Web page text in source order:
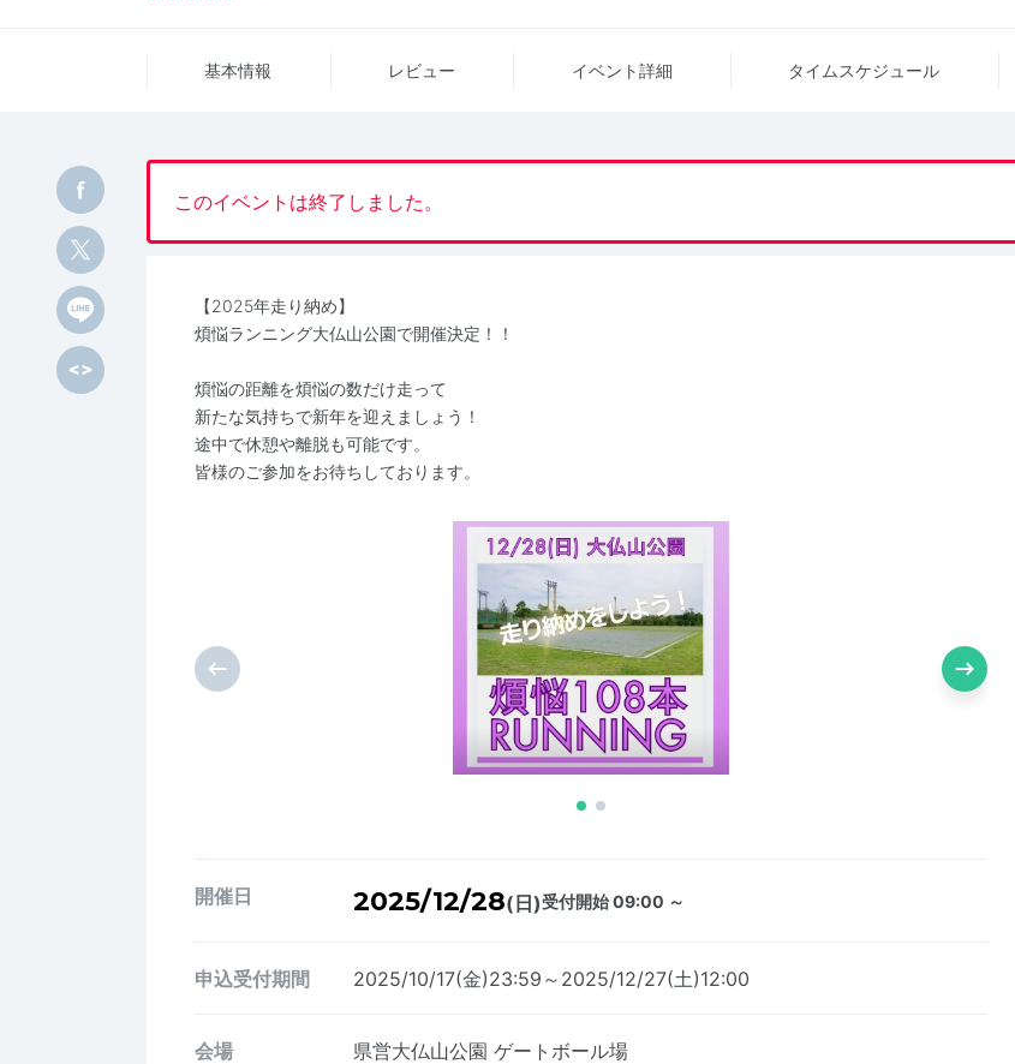
基本情報 レビュー イベント詳細 タイム スケジュール
このイベントは終了しました。
【2025年走り納め】
煩悩ランニング大仏山公園で開催決定！！
煩悩の距離を煩悩の数だけ走って
新たな気持ちで新年を迎えましょう！
途中で休憩や離脱も可能です。
皆様のご参加をお待ちしております。
開催日 2025/12/28(日)受付開始 09:00 ～
申込受付期間 2025/10/17(金)23:59～2025/12/27(土)12:00
会場 県営大仏山公園 ゲートボール場